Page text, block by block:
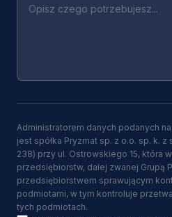
Administratorem danych podanych
jest spółka Pryzmat sp. z o.o. sp. k.
238) przy ul. Ostrowskiego 15, która
przedsiębiorstw, dalej zwanej Grupą
przedsiębiorstwem sprawującym
podmiotami, w tym kontroluje
tych podmiotach.